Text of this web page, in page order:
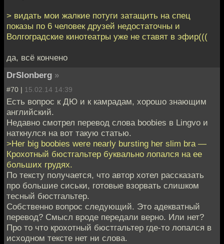
> видать мои жалкие потуги затащить на спец
показы по 6 человек друзей недостаточны и
Волгоградские кинотеатры уже не ставят в эфир(((
да, всё кончено
DrSlonberg »
#70 | 15.02.14 14:39
Есть вопрос к ДЮ и к камрадам, хорошо знающим
английский.
Недавно смотрел перевод слова boobies в Lingvo и
наткнулся на вот такую статью.
>Her big boobies were nearly bursting her slim bra —
Крохотный бюстгальтер буквально лопался на ее
больших грудях.
По тексту получается, что автор хотел рассказать
про большие сиськи, готовые взорвать слишком
тесный бюстгальтер.
Собственно вопрос следующий. Это адекватный
перевод? Смысл вроде передали верно. Или нет?
Про то что крохотный бюстгальтер где-то лопался в
исходном тексте нет ни слова.